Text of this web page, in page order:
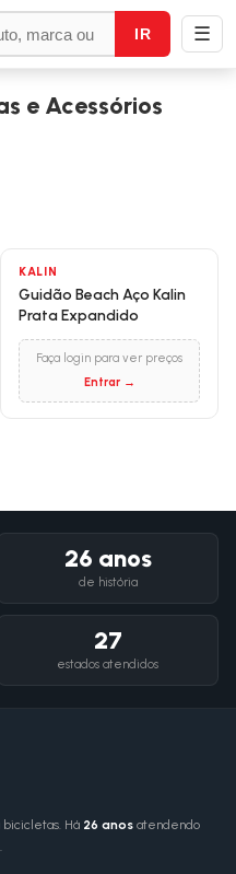
IR ☰
e Acessórios
KALIN
Guidão Beach Aço Kalin
Prata Expandido
Faça login para ver preços
Entrar →
26 anos
de história
27
estados atendidos
Há 26 anos atendendo